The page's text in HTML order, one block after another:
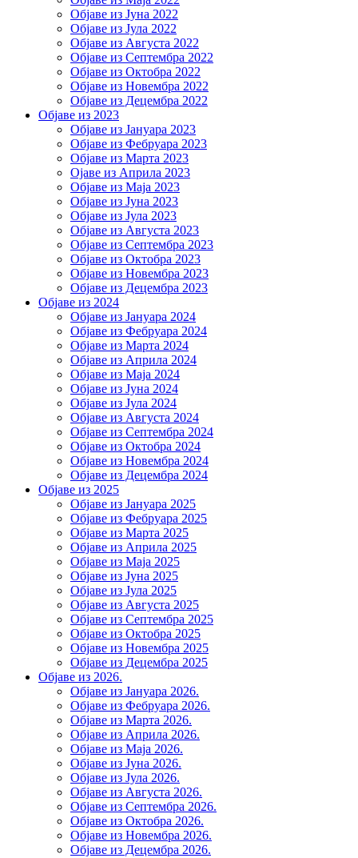
Објаве из Јуна 2022
Објаве из Јула 2022
Објаве из Августа 2022
Објаве из Септембра 2022
Објаве из Октобра 2022
Објаве из Новембра 2022
Објаве из Децембра 2022
Објаве из 2023
Објаве из Јануара 2023
Објаве из Фебруара 2023
Објаве из Марта 2023
Ојаве из Априла 2023
Објаве из Маја 2023
Објаве из Јуна 2023
Објаве из Јула 2023
Објаве из Августа 2023
Објаве из Септембра 2023
Објаве из Октобра 2023
Објаве из Новембра 2023
Објаве из Децембра 2023
Објаве из 2024
Објаве из Јануара 2024
Објаве из Фебруара 2024
Објаве из Марта 2024
Објаве из Априла 2024
Објаве из Маја 2024
Објаве из Јуна 2024
Објаве из Јула 2024
Објаве из Августа 2024
Објаве из Септембра 2024
Објаве из Октобра 2024
Објаве из Новембра 2024
Објаве из Децембра 2024
Објаве из 2025
Објаве из Јануара 2025
Објаве из Фебруара 2025
Објаве из Марта 2025
Објаве из Априла 2025
Објаве из Маја 2025
Објаве из Јуна 2025
Објаве из Јула 2025
Објаве из Августа 2025
Објаве из Септембра 2025
Објаве из Октобра 2025
Објаве из Новембра 2025
Објаве из Децембра 2025
Објаве из 2026.
Објаве из Јануара 2026.
Објаве из Фебруара 2026.
Објаве из Марта 2026.
Објаве из Априла 2026.
Објаве из Маја 2026.
Објаве из Јуна 2026.
Објаве из Јула 2026.
Објаве из Августа 2026.
Објаве из Септембра 2026.
Објаве из Октобра 2026.
Објаве из Новембра 2026.
Објаве из Децембра 2026.